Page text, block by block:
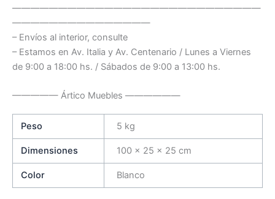
———————————————————————————
———————————————
– Envíos al interior, consulte
– Estamos en Av. Italia y Av. Centenario / Lunes a Viernes
de 9:00 a 18:00 hs. / Sábados de 9:00 a 13:00 hs.
————— Ártico Muebles ——————
Peso 5 kg
Dimensiones 100 × 25 × 25 cm
Color Blanco